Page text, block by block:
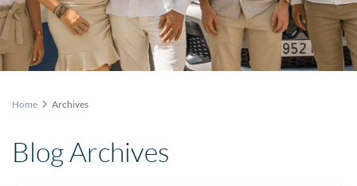
Home Archives
Blog Archives